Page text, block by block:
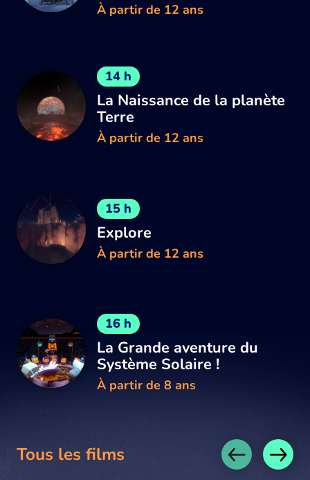
À partir de 12 ans
14 h
La Naissance de la planète
Terre
À partir de 12 ans
15 h
Explore
À partir de 12 ans
16 h
La Grande aventure du
Système Solaire !
À partir de 8 ans
Tous les films